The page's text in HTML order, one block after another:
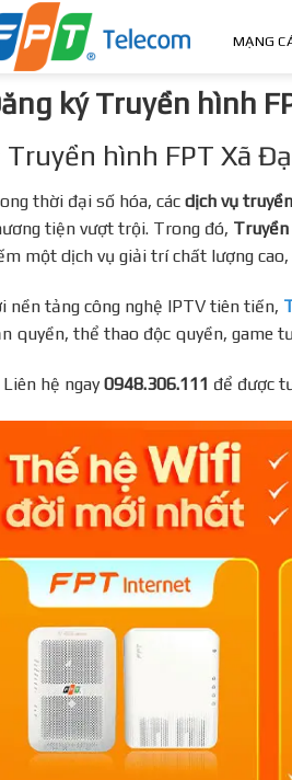
MẠNG
ký Truyền hình
Truyền hình FPT Xã
thời đại số hóa, các dịch vụ
tiện vượt trội. Trong đó, Truyền
một dịch vụ giải trí chất lượng
nền tảng công nghệ IPTV tiên tiến,
quyền, thể thao độc quyền, game
Liên hệ ngay 0948.306.111 để được